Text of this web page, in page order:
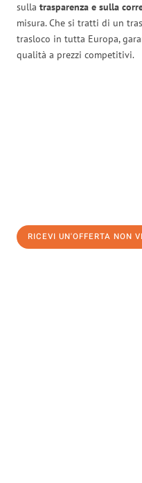
sulla trasparenza e sulla
misura. Che si tratti di un
trasloco in tutta Europa,
qualità a prezzi competitivi.
RICEVI UN'OFFERTA NON